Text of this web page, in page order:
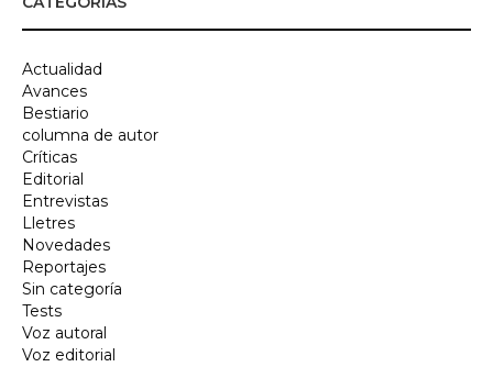
Actualidad
Avances
Bestiario
columna de autor
Críticas
Editorial
Entrevistas
Lletres
Novedades
Reportajes
Sin categoría
Tests
Voz autoral
Voz editorial